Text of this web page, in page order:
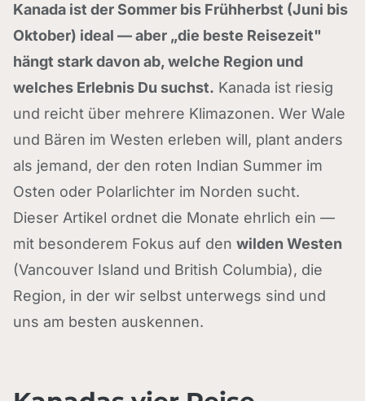
Kanada ist der Sommer bis Frühherbst (Juni bis
Oktober) ideal — aber „die beste Reisezeit"
hängt stark davon ab, welche Region und
welches Erlebnis Du suchst. Kanada ist riesig
und reicht über mehrere Klimazonen. Wer Wale
und Bären im Westen erleben will, plant anders
als jemand, der den roten Indian Summer im
Osten oder Polarlichter im Norden sucht.
Dieser Artikel ordnet die Monate ehrlich ein —
mit besonderem Fokus auf den wilden Westen
(Vancouver Island und British Columbia), die
Region, in der wir selbst unterwegs sind und
uns am besten auskennen.